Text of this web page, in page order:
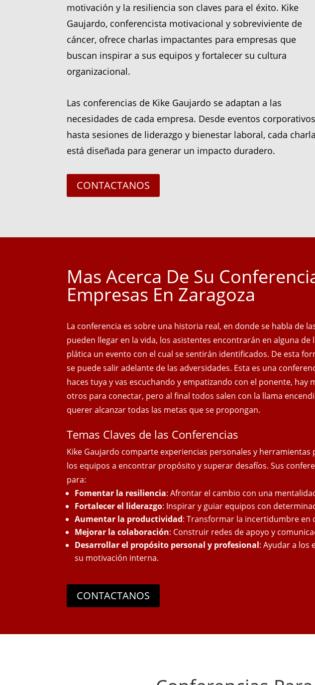
motivación y la resiliencia son claves para el éxito. Kike
Gaujardo, conferencista motivacional y sobreviviente de
cáncer, ofrece charlas impactantes para empresas que
buscan inspirar a sus equipos y fortalecer su cultura
organizacional.
Las conferencias de Kike Gaujardo se adaptan a las
necesidades de cada empresa. Desde eventos corporativos
hasta sesiones de liderazgo y bienestar laboral, cada charla
está diseñada para generar un impacto duradero.
CONTACTANOS
Mas Acerca De Su
Empresas En Zaragoza
La conferencia es sobre una historia real, en donde se habla de
pueden llegar en la vida, los asistentes encontrarán en alguna de
plática un evento con el cual se sentirán identificados. De esta
se puede salir adelante de las adversidades. Esta es una
haces tuya y vas escuchando y empatizando con el ponente, hay
otros para conectar, pero al final todos salen con la llama
querer alcanzar todas las metas que se propongan.
Temas Claves de las Conferencias
Kike Gaujardo comparte experiencias personales y herramientas
los equipos a encontrar propósito y superar desafíos. Sus
para:
Fomentar la resiliencia: Afrontar el cambio con una
Fortalecer el liderazgo: Inspirar y guiar equipos con
Aumentar la productividad: Transformar la incertidumbre en
Mejorar la colaboración: Construir redes de apoyo y
Desarrollar el propósito personal y profesional: Ayudar a los
su motivación interna.
CONTACTANOS